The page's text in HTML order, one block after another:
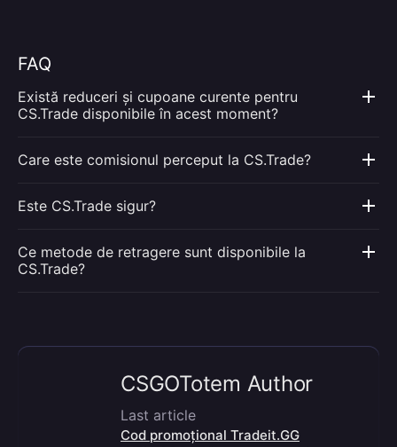
FAQ
Există reduceri și cupoane curente pentru
CS.Trade disponibile în acest moment?
Care este comisionul perceput la CS.Trade?
Este CS.Trade sigur?
Ce metode de retragere sunt disponibile la
CS.Trade?
CSGOTotem Author
Last article
Cod promoțional Tradeit.GG